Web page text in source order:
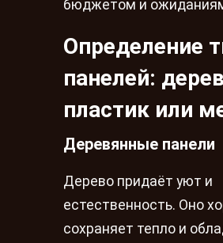
бюджетом и
Определение
панелей:
пластик или
Деревянные панели
Дерево придаёт уют и
естественность. Оно
сохраняет тепло и